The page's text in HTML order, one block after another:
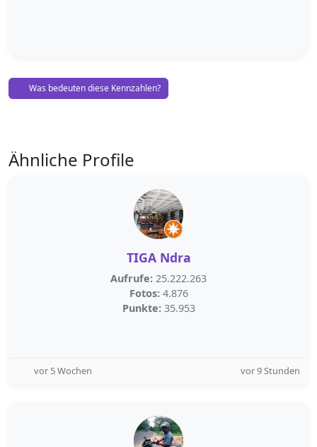
Was bedeuten diese Kennzahlen?
Ähnliche Profile
TIGA Ndra
Aufrufe: 25.222.263
Fotos: 4.876
Punkte: 35.953
vor 5 Wochen vor 9 Stunden